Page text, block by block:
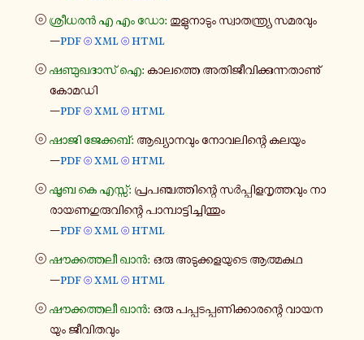
⦾ ശ്രീ​ധ​രൻ എ എം ഡോ: തു​ളു​നാ​ടും സ്വാ​ത​ന്ത്ര്യ സമ​ര​വും
—pdf ⦾ xml ⦾ html
⦾ ഷണ്മു​ഖ​ദാ​സ് ഐ: കാ​ല​ത്തെ അതി​ജീ​വി​ക്കു​ന്ന​താ​ണു്
കോമഡി
—pdf ⦾ xml ⦾ html
⦾ ഷാജി ജേ​ക്ക​ബ്: ആഖ്യാ​ന​വും നോ​വ​ലി​ന്റെ കലയും
—pdf ⦾ xml ⦾ html
⦾ ഷൂബ കെ എസ്സ്: പ്ര​പ​ഞ്ച​ത്തി​ന്റെ സർ​പ്പി​ള​നൃ​ത്ത​വും നാ​
രാ​യ​ണ​ഗു​രു​വി​ന്റെ പാ​മ്പാ​ട്ടി​ച്ചി​ന്തും
—pdf ⦾ xml ⦾ html
⦾ ഷൗ​ക്ക​ത്ത​ലീ ഖാൻ: ഒരു അടു​ക്ക​ള​യു​ടെ ആത്മ​കഥ
—pdf ⦾ xml ⦾ html
⦾ ഷൗ​ക്ക​ത്ത​ലീ ഖാൻ: ഒരു പപ്പ​ട​പ്പ​ണി​ക്കാ​ര​ന്റെ വാ​യ​ന​
യും ജീ​വി​ത​വും